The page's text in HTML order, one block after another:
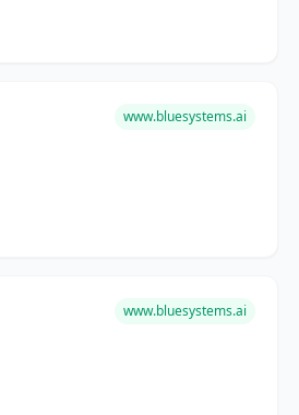
www.bluesystems.ai
www.bluesystems.ai